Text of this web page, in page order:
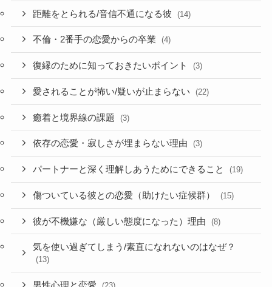
距離をとられる/音信不通になる彼 (14)
不倫・2番手の恋愛からの卒業 (4)
復縁のために知っておきたいポイント (3)
愛されることが怖い/疑いが止まらない (22)
癒着と境界線の課題 (3)
依存の恋愛・寂しさが埋まらない理由 (3)
パートナーと深く理解しあうためにできること (19)
傷ついている彼との恋愛（助けたい症候群） (15)
彼が不機嫌な（厳しい態度になった）理由 (8)
気を使い過ぎてしまう/素直になれないのはなぜ？
(13)